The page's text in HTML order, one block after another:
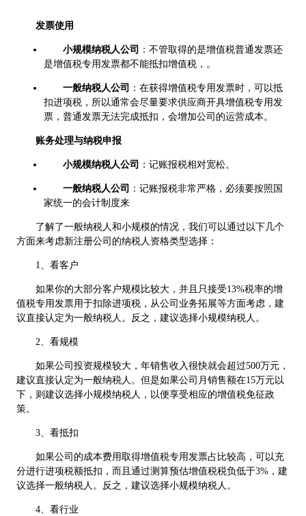
发票使用
小规模纳税人公司
：不管取得的是增值税普通发票还
是增值税专用发票都不能抵扣增值税，。
一般纳税人公司
：在获得增值税专用发票时，可以抵
扣进项税，所以通常会尽量要求供应商开具增值税专用发
票，普通发票无法完成抵扣，会增加公司的运营成本。
账务处理与纳税申报
小规模纳税人公司 ：记账报税相对宽松。
一般纳税人公司
：记账报税非常严格，必须要按照国
家统一的会计制度来
了解了一般纳税人和小规模的情况，我们可以通过以下几个
方面来考虑新注册公司的纳税人资格类型选择：
1、看客户
如果你的大部分客户规模比较大，并且只接受13%税率的增
值税专用发票用于扣除进项税，从公司业务拓展等方面考虑，建
议直接认定为一般纳税人。反之，建议选择小规模纳税人。
2、看规模
如果公司投资规模较大，年销售收入很快就会超过500万元，
建议直接认定为一般纳税人。但是如果公司月销售额在15万元以
下，则建议选择小规模纳税人，以便享受相应的增值税免征政
策。
3、看抵扣
如果公司的成本费用取得增值税专用发票占比较高，可以充
分进行进项税额抵扣，而且通过测算预估增值税税负低于3%，建
议选择一般纳税人。反之，建议选择小规模纳税人。
4、看行业